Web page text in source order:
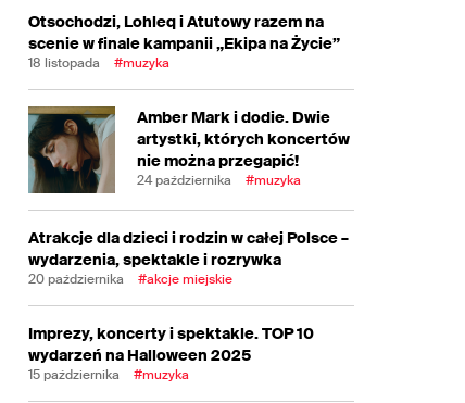
Otsochodzi, Lohleq i Atutowy razem na
scenie w finale kampanii „Ekipa na Życie”
18 listopada #muzyka
Amber Mark i dodie. Dwie
artystki, których koncertów
nie można przegapić!
24 października #muzyka
Atrakcje dla dzieci i rodzin w całej Polsce –
wydarzenia, spektakle i rozrywka
20 października #akcje miejskie
Imprezy, koncerty i spektakle. TOP 10
wydarzeń na Halloween 2025
15 października #muzyka